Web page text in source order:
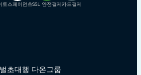
토스페이먼츠SSL 안전결제카드결제
초대행 다온그룹